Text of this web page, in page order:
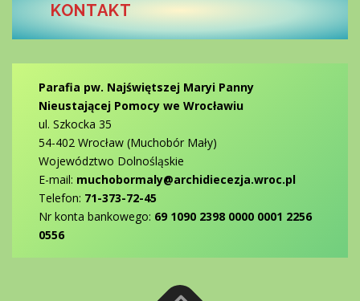
KONTAKT
Parafia pw. Najświętszej Maryi Panny
Nieustającej Pomocy we Wrocławiu
ul. Szkocka 35
54-402 Wrocław (Muchobór Mały)
Województwo Dolnośląskie
E-mail: muchobormaly@archidiecezja.wroc.pl
Telefon: 71-373-72-45
Nr konta bankowego: 69 1090 2398 0000 0001 2256
0556